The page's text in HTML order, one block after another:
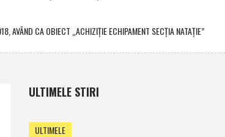
AVÂND CA OBIECT „ACHIZIŢIE ECHIPAMENT SECŢIA NATAŢIE”
ULTIMELE STIRI
ULTIMELE